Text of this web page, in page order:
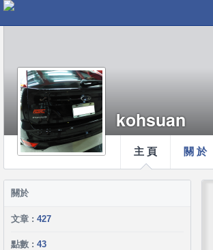
主 頁 關 於
kohsuan
關於
文章 : 427
點數 : 43